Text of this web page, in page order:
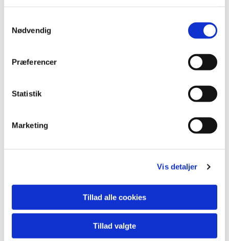
Nødvendig
Præferencer
Statistik
Marketing
Vis detaljer
Tillad alle cookies
Tillad valgte
Kirkens historie